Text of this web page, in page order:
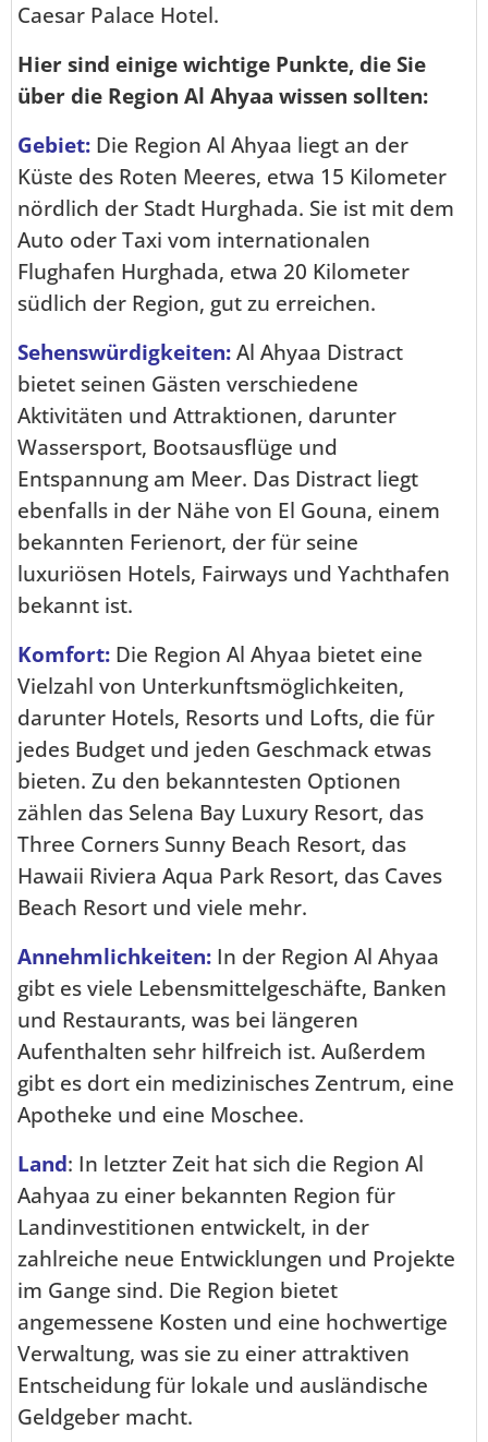
Caesar Palace Hotel.
Hier sind einige wichtige Punkte, die Sie
über die Region Al Ahyaa wissen sollten:
Gebiet: Die Region Al Ahyaa liegt an der
Küste des Roten Meeres, etwa 15 Kilometer
nördlich der Stadt Hurghada. Sie ist mit dem
Auto oder Taxi vom internationalen
Flughafen Hurghada, etwa 20 Kilometer
südlich der Region, gut zu erreichen.
Sehenswürdigkeiten: Al Ahyaa Distract
bietet seinen Gästen verschiedene
Aktivitäten und Attraktionen, darunter
Wassersport, Bootsausflüge und
Entspannung am Meer. Das Distract liegt
ebenfalls in der Nähe von El Gouna, einem
bekannten Ferienort, der für seine
luxuriösen Hotels, Fairways und Yachthafen
bekannt ist.
Komfort: Die Region Al Ahyaa bietet eine
Vielzahl von Unterkunftsmöglichkeiten,
darunter Hotels, Resorts und Lofts, die für
jedes Budget und jeden Geschmack etwas
bieten. Zu den bekanntesten Optionen
zählen das Selena Bay Luxury Resort, das
Three Corners Sunny Beach Resort, das
Hawaii Riviera Aqua Park Resort, das Caves
Beach Resort und viele mehr.
Annehmlichkeiten: In der Region Al Ahyaa
gibt es viele Lebensmittelgeschäfte, Banken
und Restaurants, was bei längeren
Aufenthalten sehr hilfreich ist. Außerdem
gibt es dort ein medizinisches Zentrum, eine
Apotheke und eine Moschee.
Land: In letzter Zeit hat sich die Region Al
Aahyaa zu einer bekannten Region für
Landinvestitionen entwickelt, in der
zahlreiche neue Entwicklungen und Projekte
im Gange sind. Die Region bietet
angemessene Kosten und eine hochwertige
Verwaltung, was sie zu einer attraktiven
Entscheidung für lokale und ausländische
Geldgeber macht.